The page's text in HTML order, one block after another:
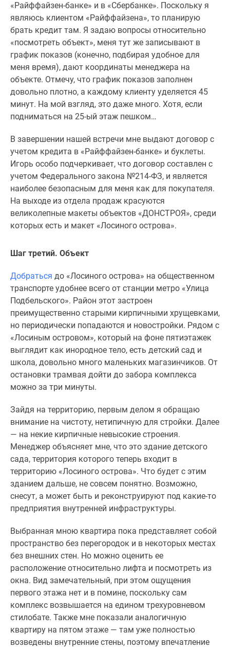
«Райффайзен-банке» и в «Сбербанке». Поскольку я
являюсь клиентом «Райффайзена», то планирую
брать кредит там. Я задаю вопросы относительно
«посмотреть объект», меня тут же записывают в
график показов (конечно, подбирая удобное для
меня время), дают координаты менеджера на
объекте. Отмечу, что график показов заполнен
довольно плотно, а каждому клиенту уделяется 45
минут. На мой взгляд, это даже много. Хотя, если
подниматься на 25-ый этаж пешком…
В завершении нашей встречи мне выдают договор с
учетом кредита в «Райффайзен-банке» и буклеты.
Игорь особо подчеркивает, что договор составлен с
учетом Федерального закона №214-ФЗ, и является
наиболее безопасным для меня как для покупателя.
На выходе из отдела продаж красуются
великолепные макеты объектов «ДОНСТРОЯ», среди
которых есть и макет «Лосиного острова».
Шаг третий. Объект
Добраться до «Лосиного острова» на общественном
транспорте удобнее всего от станции метро «Улица
Подбельского». Район этот застроен
преимущественно старыми кирпичными хрущевками,
но периодически попадаются и новостройки. Рядом с
«Лосиным островом», который на фоне пятиэтажек
выглядит как инородное тело, есть детский сад и
школа, довольно много маленьких магазинчиков. От
остановки трамвая дойти до забора комплекса
можно за три минуты.
Зайдя на территорию, первым делом я обращаю
внимание на чистоту, нетипичную для стройки. Далее
— на некие кирпичные невысокие строения.
Менеджер объясняет мне, что это здание детского
сада, территория которого теперь входит в
территорию «Лосиного острова». Что будет с этим
зданием дальше, не совсем понятно. Возможно,
снесут, а может быть и реконструируют под какие-то
предприятия внутренней инфраструктуры.
Выбранная мною квартира пока представляет собой
пространство без перегородок и в некоторых местах
без внешних стен. Но можно оценить ее
расположение относительно лифта и посмотреть из
окна. Вид замечательный, при этом ощущения
первого этажа нет и в помине, поскольку сам
комплекс возвышается на едином трехуровневом
стилобате. Также мне показали аналогичную
квартиру на пятом этаже — там уже полностью
возведены внутренние стены, поэтому впечатление